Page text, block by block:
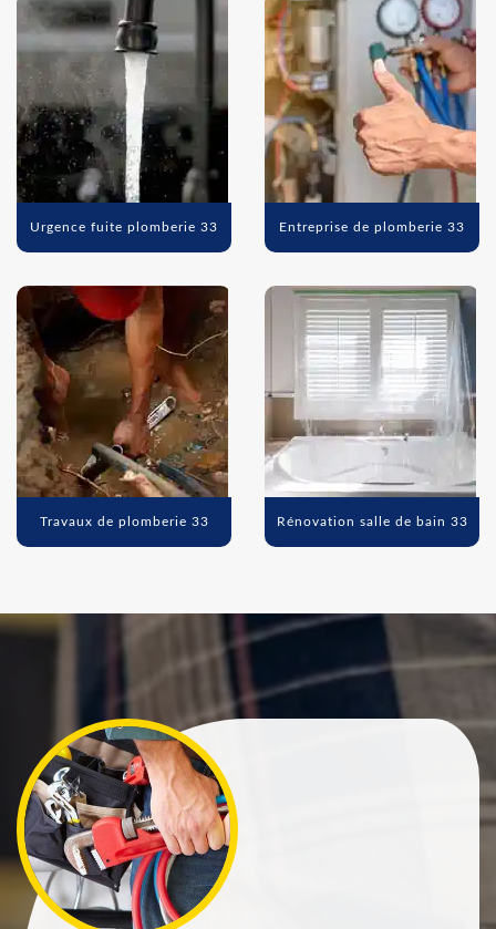
Urgence fuite plomberie 33 Entreprise de plomberie 33
Travaux de plomberie 33 Rénovation salle de bain 33